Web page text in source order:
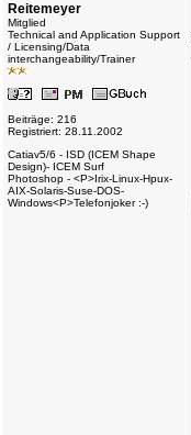
Reitemeyer
Mitglied
Technical and Application Support
/ Licensing/Data
interchangeability/Trainer
Beiträge: 216
Registriert: 28.11.2002
Catiav5/6 - ISD (ICEM Shape
Design)- ICEM Surf
Photoshop - <P>Irix-Linux-Hpux-
AIX-Solaris-Suse-DOS-
Windows<P>Telefonjoker :-)